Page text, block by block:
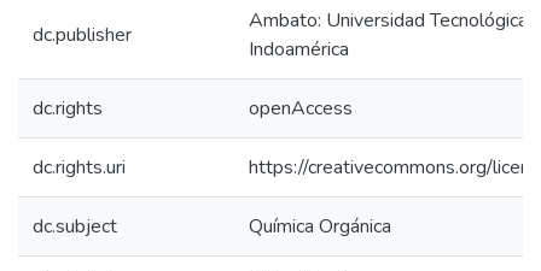
dc.publisher
Ambato: Universidad Tecnológica
Indoamérica
dc.rights openAccess
dc.rights.uri https://creativecommons.org/
dc.subject Química Orgánica